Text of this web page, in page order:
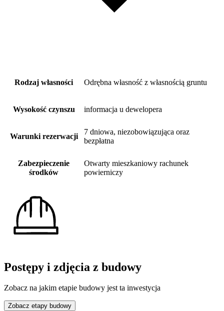
Rodzaj własności Odrębna własność z własnością gruntu
Wysokość czynszu informacja u dewelopera
Warunki rezerwacji
7 dniowa, niezobowiązująca oraz
bezpłatna
Zabezpieczenie
środków
Otwarty mieszkaniowy rachunek
powierniczy
Postępy i zdjęcia z budowy
Zobacz na jakim etapie budowy jest ta inwestycja
Zobacz etapy budowy